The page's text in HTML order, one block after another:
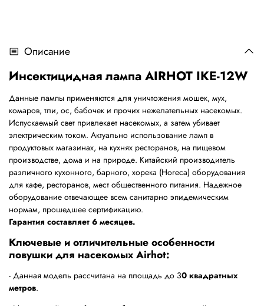
Описание
Инсектицидная лампа AIRHOT IKE-12W
Данные лампы применяются для уничтожения мошек, мух,
комаров, тли, ос, бабочек и прочих нежелательных насекомых.
Испускаемый свет привлекает насекомых, а затем убивает
электрическим током. Актуально использование ламп в
продуктовых магазинах, на кухнях ресторанов, на пищевом
производстве, дома и на природе. Китайский производитель
различного кухонного, барного, хорека (Horeca) оборудования
для кафе, ресторанов, мест общественного питания. Надежное
оборудование отвечающее всем санитарно эпидемическим
нормам, прошедшее сертификацию.
Гарантия составляет 6 месяцев.
Ключевые и отличительные особенности
ловушки для насекомых Airhot:
- Данная модель рассчитана на площадь до 30 квадратных
метров.